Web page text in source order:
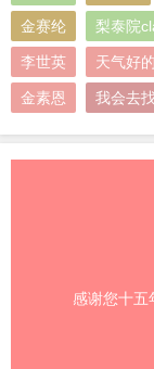
金赛纶 梨泰院
李世英 天气好
金素恩 我会去
感谢您十五